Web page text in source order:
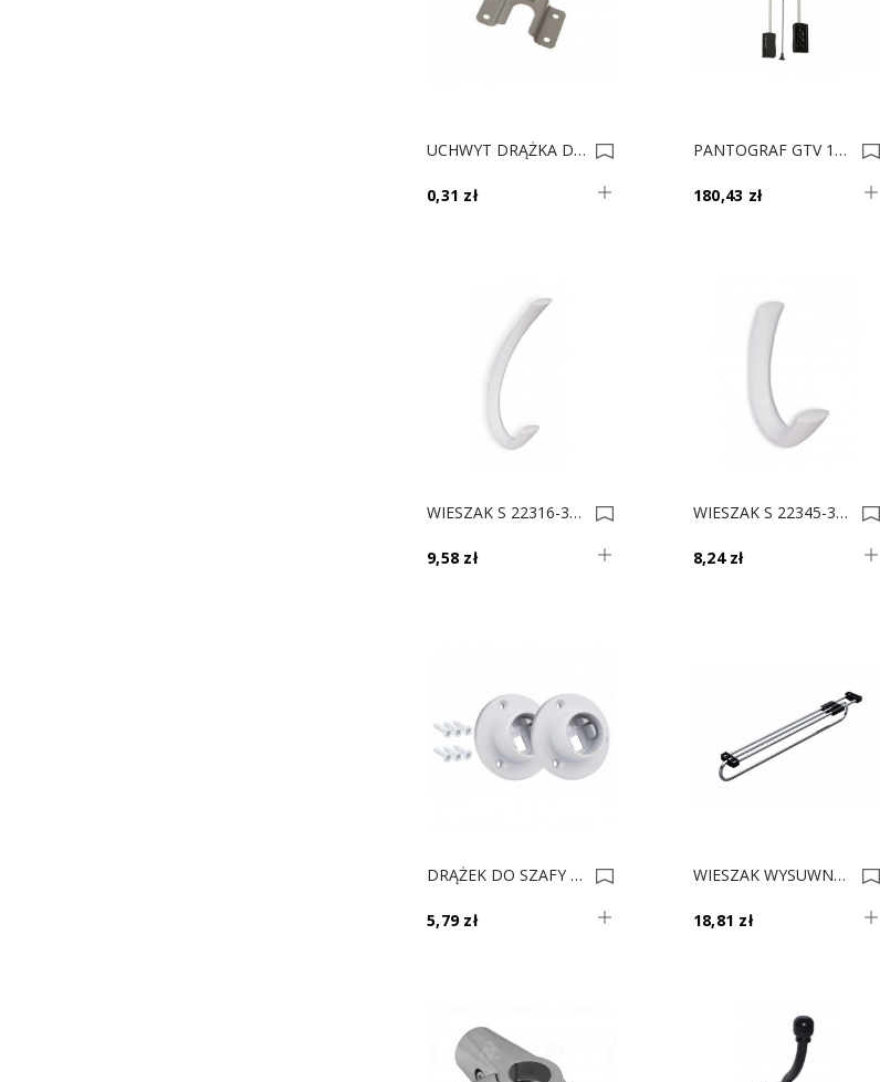
UCHWYT DRĄŻKA DO SZAFY MAL SREBRO 0018205
0,31 zł
PANTOGRAF GTV 12kg GAZOWY 60/83 CZARNY/STAL *** 0017919
180,43 zł
WIESZAK S 22316-32 BIAŁY LAKIER Duży 0014313
9,58 zł
WIESZAK S 22345-32 BIAŁY LAKIER Mały 0014312
8,24 zł
DRĄŻEK DO SZAFY PODŚWIETLANY ALUM ROZETA Szara (2szt.) DL 0013943
5,79 zł
WIESZAK WYSUWNY E50 L- 350 CHROM REJS 38,2cm 0013888
18,81 zł